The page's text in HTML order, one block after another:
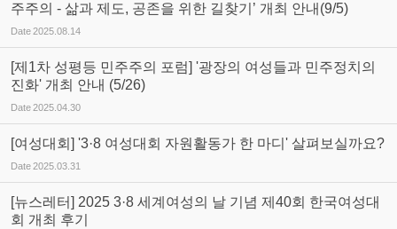
주주의 - 삶과 제도, 공존을 위한 길찾기’ 개최 안내(9/5)
Date2025.08.14
[제1차 성평등 민주주의 포럼] '광장의 여성들과 민주정치의
진화' 개최 안내 (5/26)
Date2025.04.30
[여성대회] '3·8 여성대회 자원활동가 한 마디' 살펴보실까요?
Date2025.03.31
[뉴스레터] 2025 3·8 세계여성의 날 기념 제40회 한국여성대
회 개최 후기